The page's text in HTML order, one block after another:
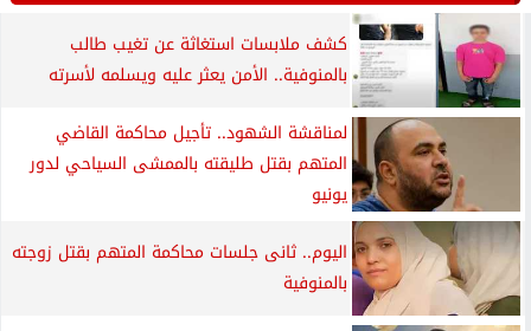
كشف ملابسات استغاثة عن تغيب طالب
بالمنوفية.. الأمن يعثر عليه ويسلمه لأسرته
لمناقشة الشهود.. تأجيل محاكمة القاضي
المتهم بقتل طليقته بالممشى السياحي لدور
يونيو
اليوم.. ثانى جلسات محاكمة المتهم بقتل زوجته
بالمنوفية